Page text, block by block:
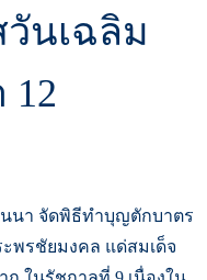
วันเฉลิม